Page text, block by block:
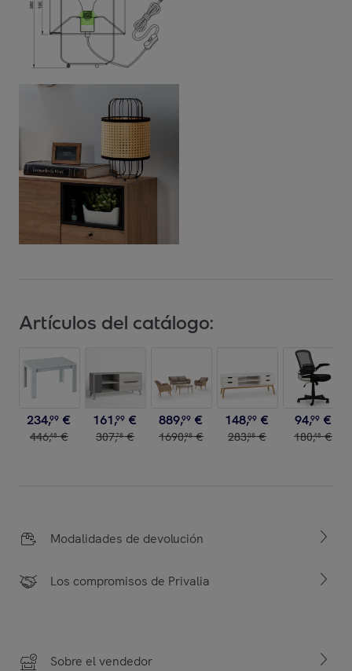
Artículos del catálogo:
234,99 €
446,48 €
161,99 €
307,78 €
889,99 €
1690,98 €
148,99 €
283,08 €
94,99 €
180,48 €
Modalidades de devolución
Los compromisos de Privalia
Sobre el vendedor